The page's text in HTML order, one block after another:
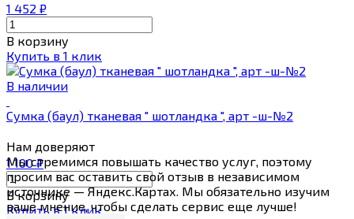
1 452 ₽
В корзину
Купить в 1 клик
В наличии
Сумка (баул) тканевая " шотландка ", арт -ш-№2
1 100₽
В корзину
Купить в 1 клик
Нам доверяют
Мы стремимся повышать качество услуг, поэтому
просим вас оставить свой отзыв в независимом
источнике — Яндекс.Картах. Мы обязательно изучим
ваше мнение, чтобы сделать сервис еще лучше!